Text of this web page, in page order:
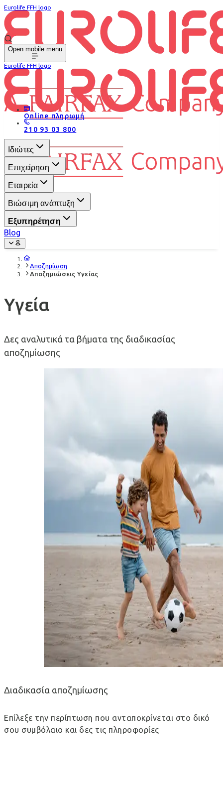
Eurolife FFH logo
Open mobile menu
Eurolife FFH logo
Online πληρωμή
210 93 03 800
Ιδιώτες
Επιχείρηση
Εταιρεία
Βιώσιμη ανάπτυξη
Εξυπηρέτηση
Blog
Αποζημίωση
Αποζημιώσεις Υγείας
Υγεία
Δες αναλυτικά τα βήματα της διαδικασίας
αποζημίωσης
Διαδικασία αποζημίωσης
Επίλεξε την περίπτωση που ανταποκρίνεται στο δικό
σου συμβόλαιο και δες τις πληροφορίες